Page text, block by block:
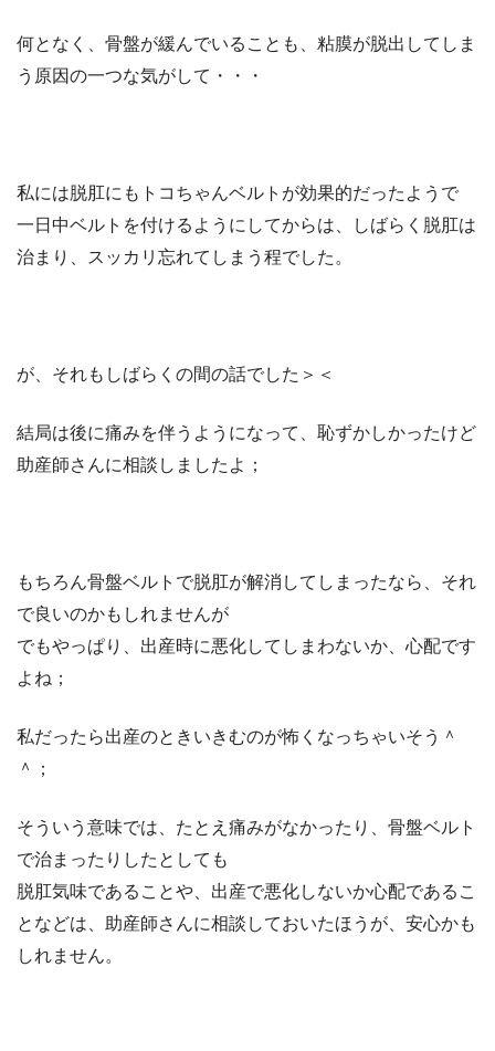
何となく、骨盤が緩んでいることも、粘膜が脱出してしま
う原因の一つな気がして・・・
私には脱肛にもトコちゃんベルトが効果的だったようで
一日中ベルトを付けるようにしてからは、しばらく脱肛は
治まり、スッカリ忘れてしまう程でした。
が、それもしばらくの間の話でした＞＜
結局は後に痛みを伴うようになって、恥ずかしかったけど
助産師さんに相談しましたよ；
もちろん骨盤ベルトで脱肛が解消してしまったなら、それ
で良いのかもしれませんが
でもやっぱり、出産時に悪化してしまわないか、心配です
よね；
私だったら出産のときいきむのが怖くなっちゃいそう＾
＾；
そういう意味では、たとえ痛みがなかったり、骨盤ベルト
で治まったりしたとしても
脱肛気味であることや、出産で悪化しないか心配であるこ
となどは、助産師さんに相談しておいたほうが、安心かも
しれません。